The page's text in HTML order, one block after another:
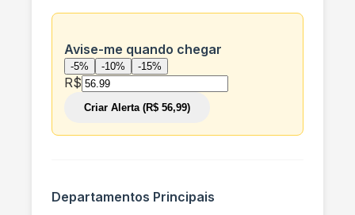
Avise-me quando chegar
-5% -10% -15%
R$
Criar Alerta (R$ 56,99)
Departamentos Principais